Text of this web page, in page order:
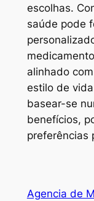
escolhas.
saúde pode
alinhado
estilo de
basear-se
benefícios,
preferências
Agencia de